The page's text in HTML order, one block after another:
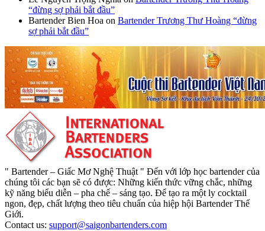
“đừng sợ phải bắt đầu”
Bartender Bien Hoa on Bartender Trương Thư Hoàng “đừng
sợ phải bắt đầu”
" Bartender – Giấc Mơ Nghệ Thuật " Đến với lớp học bartender của
chúng tôi các bạn sẽ có được: Những kiến thức vững chắc, những
kỹ năng biểu diễn – pha chế – sáng tạo. Để tạo ra một ly cocktail
ngon, đẹp, chất lượng theo tiêu chuẩn của hiệp hội Bartender Thế
Giới.
Contact us: support@saigonbartenders.com